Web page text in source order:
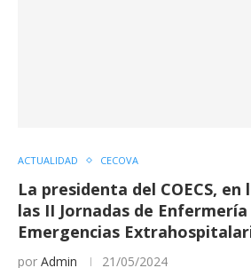
ACTUALIDAD CECOVA
La presidenta del COECS, en
las II Jornadas de
Emergencias
por Admin 21/05/2024